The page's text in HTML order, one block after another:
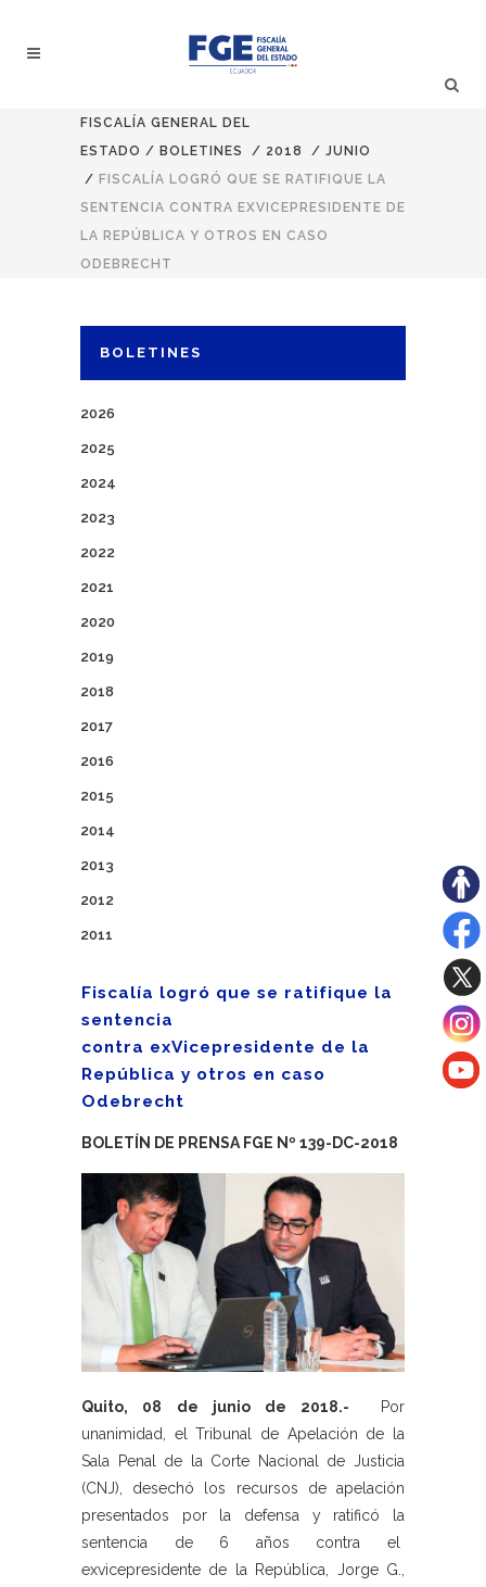
FISCALÍA GENERAL DEL
ESTADO / BOLETINES / 2018 / JUNIO
/ FISCALÍA LOGRÓ QUE SE RATIFIQUE LA
SENTENCIA CONTRA EXVICEPRESIDENTE DE
LA REPÚBLICA Y OTROS EN CASO
ODEBRECHT
BOLETINES
2026
2025
2024
2023
2022
2021
2020
2019
2018
2017
2016
2015
2014
2013
2012
2011
Fiscalía logró que se ratifique la
sentencia
contra exVicepresidente de la
República y otros en caso
Odebrecht
BOLETÍN DE PRENSA FGE Nº 139-DC-2018
Quito, 08 de junio de 2018.- Por
unanimidad, el Tribunal de Apelación de la
Sala Penal de la Corte Nacional de Justicia
(CNJ), desechó los recursos de apelación
presentados por la defensa y ratificó la
sentencia de 6 años contra el
exvicepresidente de la República, Jorge G.,